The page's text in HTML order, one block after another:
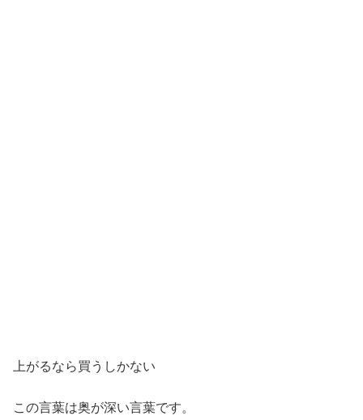
上がるなら買うしかない
この言葉は奥が深い言葉です。